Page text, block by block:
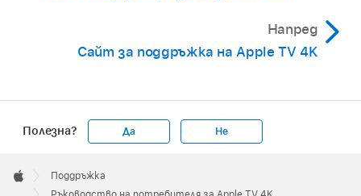
Напред
Сайт за поддръжка на Apple TV 4K
Полезна? Да Не
Footer

Apple
Поддръжка